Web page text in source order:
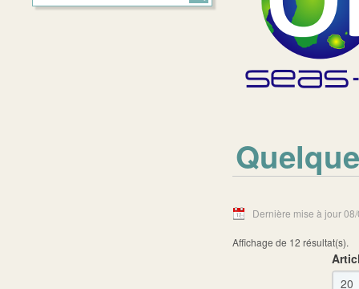
Dernière mise à jour
Affichage de 12 résultat(s).